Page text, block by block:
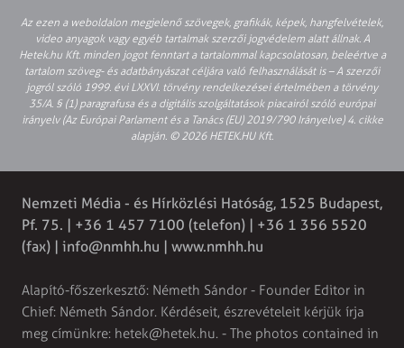
Az ezen a weboldalon megjelenő szövegek, grafikák, képek, hangfelvételek,
video anyagok vagy egyéb tartalmak szerzői jogvédelem alatt állnak. A
Hetek.hu Kft. minden jogot fenntart a tartalommal kapcsolatosan, beleértve a
tartalom szöveg- és adatbányászat céljára való felhasználását is – A szerzői
jogról szóló 1999. évi LXXVI. törvény rendelkezései értelmében a törvény
35/A. § (1) paragrafusa és a digitális szolgáltatások piacairól szóló európai
irányelv (Az Európai Parlament és a Tanács (EU) 2019/790 Irányelve) 4. cikke
alapján. © 2026 HETEK.HU Kft.
Nemzeti Média - és Hírközlési Hatóság, 1525 Budapest,
Pf. 75. | +36 1 457 7100 (telefon) | +36 1 356 5520
(fax) | info@nmhh.hu | www.nmhh.hu
Alapító-főszerkesztő: Németh Sándor - Founder Editor in
Chief: Németh Sándor. Kérdéseit, észrevételeit kérjük írja
meg címünkre: hetek@hetek.hu. - The photos contained in